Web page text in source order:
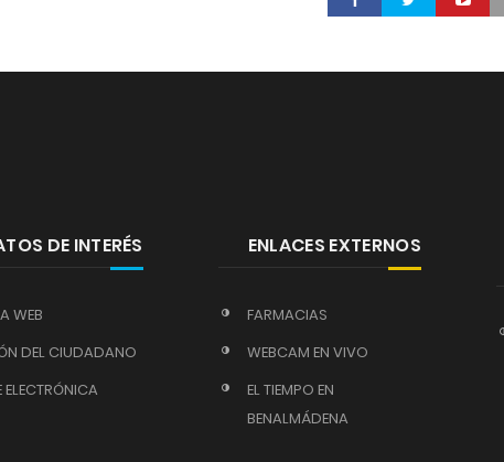
DE INTERÉS
WEB
DEL CIUDADANO
ELECTRÓNICA
ENLACES EXTERNOS
FARMACIAS
WEBCAM EN VIVO
EL TIEMPO EN
BENALMÁDENA